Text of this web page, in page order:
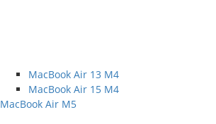
MacBook Air 13 M4
MacBook Air 15 M4
MacBook Air M5